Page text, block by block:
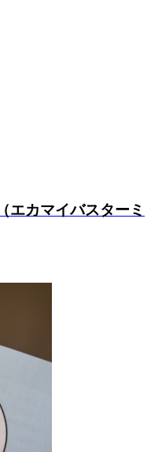
エカマイバスターミ